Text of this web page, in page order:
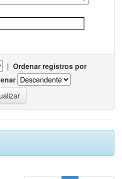
| Ordenar registros por